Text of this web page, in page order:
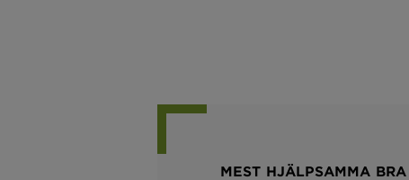
MEST HJÄLPSAMMA BRA